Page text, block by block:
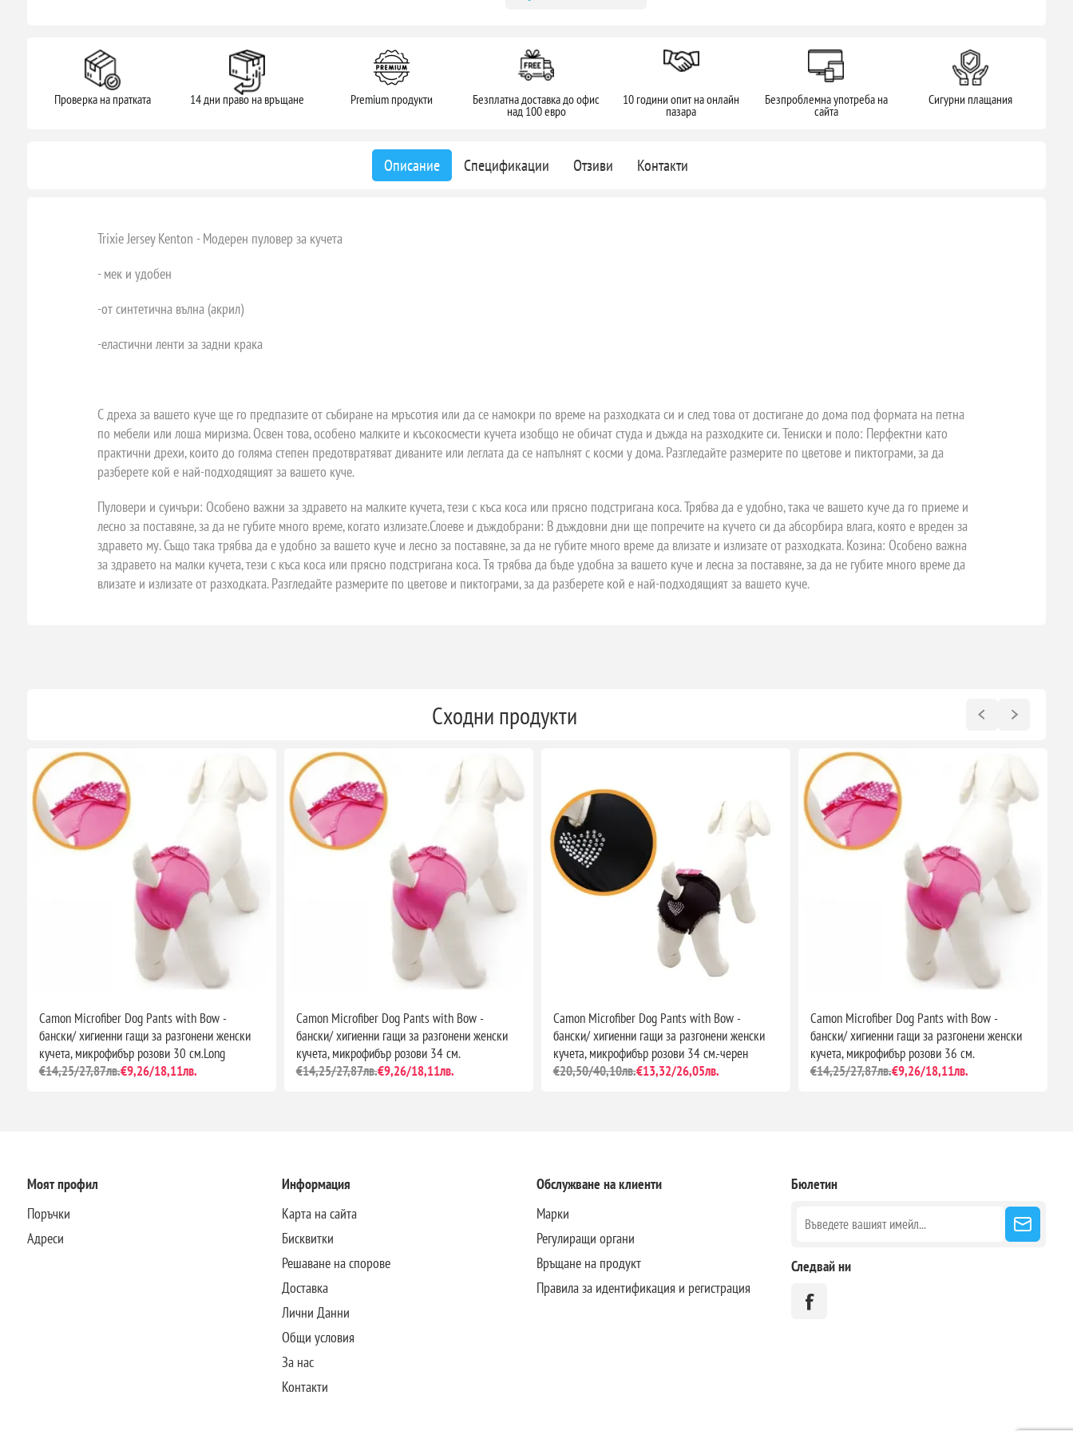
Проверка на пратката 14 дни право на връщане Premium продукти Безплатна доставка до офис
над 100 евро
10 години опит на онлайн
пазара
Безпроблемна употреба на
сайта
Сигурни плащания
Описание Спецификации Отзиви Контакти
Trixie Jersey Kenton - Модерен пуловер за кучета
- мек и удобен
-от синтетична вълна (акрил)
-еластични ленти за задни крака
С дреха за вашето куче ще го предпазите от събиране на мръсотия или да се намокри по време на разходката си и след това от достигане до дома под формата на петна
по мебели или лоша миризма. Освен това, особено малките и късокосмести кучета изобщо не обичат студа и дъжда на разходките си. Тениски и поло: Перфектни като
практични дрехи, които до голяма степен предотвратяват диваните или леглата да се напълнят с косми у дома. Разгледайте размерите по цветове и пиктограми, за да
разберете кой е най-подходящият за вашето куче.
Пуловери и суичъри: Особено важни за здравето на малките кучета, тези с къса коса или прясно подстригана коса. Трябва да е удобно, така че вашето куче да го приеме и
лесно за поставяне, за да не губите много време, когато излизате.Слоеве и дъждобрани: В дъждовни дни ще попречите на кучето си да абсорбира влага, която е вреден за
здравето му. Също така трябва да е удобно за вашето куче и лесно за поставяне, за да не губите много време да влизате и излизате от разходката. Козина: Особено важна
за здравето на малки кучета, тези с къса коса или прясно подстригана коса. Тя трябва да бъде удобна за вашето куче и лесна за поставяне, за да не губите много време да
влизате и излизате от разходката. Разгледайте размерите по цветове и пиктограми, за да разберете кой е най-подходящият за вашето куче.
Сходни продукти
Camon Microfiber Dog Pants with Bow -
бански/ хигиенни гащи за разгонени женски
кучета, микрофибър розови 30 см.Long
€14,25/27,87лв.€9,26/18,11лв.
Camon Microfiber Dog Pants with Bow -
бански/ хигиенни гащи за разгонени женски
кучета, микрофибър розови 34 см.
€14,25/27,87лв.€9,26/18,11лв.
Camon Microfiber Dog Pants with Bow -
бански/ хигиенни гащи за разгонени женски
кучета, микрофибър розови 34 см.-черен
€20,50/40,10лв.€13,32/26,05лв.
Camon Microfiber Dog Pants with Bow -
бански/ хигиенни гащи за разгонени женски
кучета, микрофибър розови 36 см.
€14,25/27,87лв.€9,26/18,11лв.
Моят профил
Поръчки
Адреси
Информация
Карта на сайта
Бисквитки
Решаване на спорове
Доставка
Лични Данни
Общи условия
За нас
Контакти
Обслужване на клиенти
Марки
Регулиращи органи
Връщане на продукт
Правила за идентификация и регистрация
Бюлетин
Следвай ни